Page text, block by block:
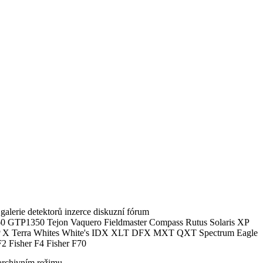
detektorů inzerce diskuzní fórum
Tejon Vaquero Fieldmaster Compass Rutus Solaris XP
Terra Whites White's IDX XLT DFX MXT QXT Spectrum Eagle
Fisher F4 Fisher F70